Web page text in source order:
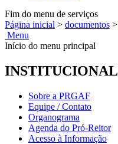
Fim do menu de serviços
Página inicial > documentos >
Menu
Início do menu principal
INSTITUCIONAL
Sobre a PRGAF
Equipe / Contato
Organograma
Agenda do Pró-Reitor
Acesso à Informação